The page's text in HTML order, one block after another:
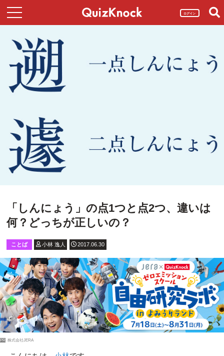
ログイン
「しんにょう」の点1つと点2つ、違いは
何？どっちが正しいの？
ことば 小林 逸人 2017.06.30
PR 株式会社JERA